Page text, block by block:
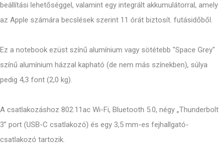
beállítási lehetőséggel, valamint egy integrált akkumulátorral, amely
az Apple számára becslések szerint 11 órát biztosít. futásidőből.
Ez a notebook ezüst színű alumínium vagy sötétebb "Space Grey"
színű alumínium házzal kapható (de nem más színekben), súlya
pedig 4,3 font (2,0 kg).
A csatlakozáshoz 802.11ac Wi-Fi, Bluetooth 5.0, négy „Thunderbolt
3” port (USB-C csatlakozó) és egy 3,5 mm-es fejhallgató-
csatlakozó tartozik.